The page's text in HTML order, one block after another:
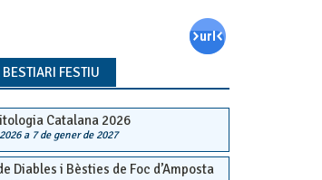
FESTIU
Catalana 2026
a 7 de gener de 2027
Diables i Bèsties de Foc d’Amposta